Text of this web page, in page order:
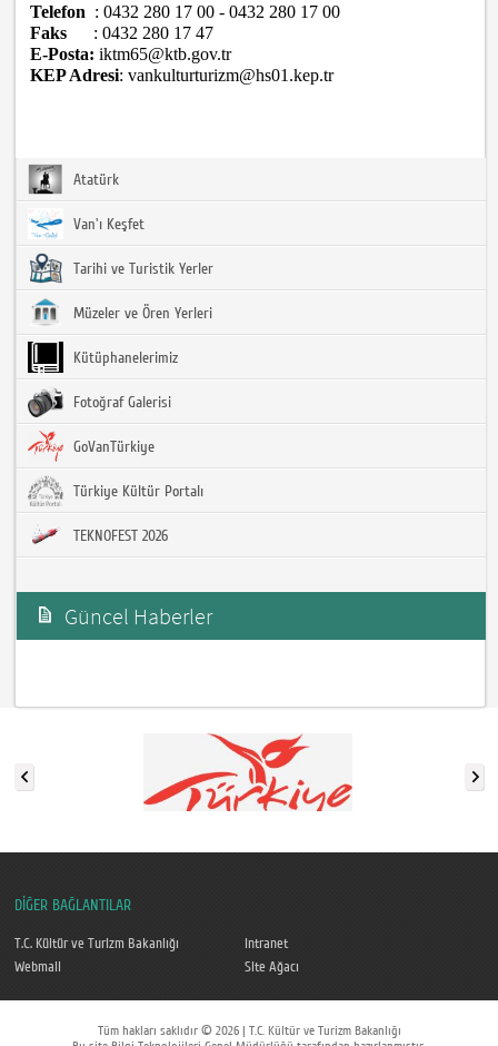
Telefon : 0432 280 17 00 - 0432 280 17 00
Faks
: 0432 280 17 47
E-Posta: iktm65@ktb.gov.tr
KEP Adresi: vankulturturizm@hs01.kep.tr
Atatürk
Van'ı Keşfet
Tarihi ve Turistik Yerler
Müzeler ve Ören Yerleri
Kütüphanelerimiz
Fotoğraf Galerisi
GoVanTürkiye
Türkiye Kültür Portalı
TEKNOFEST 2026
Güncel Haberler
DİĞER BAĞLANTILAR
T.C. Kültür ve Turizm Bakanlığı
Intranet
Webmail
Site Ağacı
Tüm hakları saklıdır © 2026 | T.C. Kültür ve Turizm Bakanlığı